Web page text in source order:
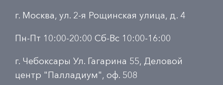
г. Москва, ул. 2-я Рощинская улица, д. 4
Пн-Пт 10:00-20:00 Сб-Вс 10:00-16:00
г. Чебоксары Ул. Гагарина 55, Деловой
центр "Палладиум", оф. 508